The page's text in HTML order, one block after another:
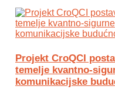
Projekt CroQCI
temelje kvantno-
komunikacijske